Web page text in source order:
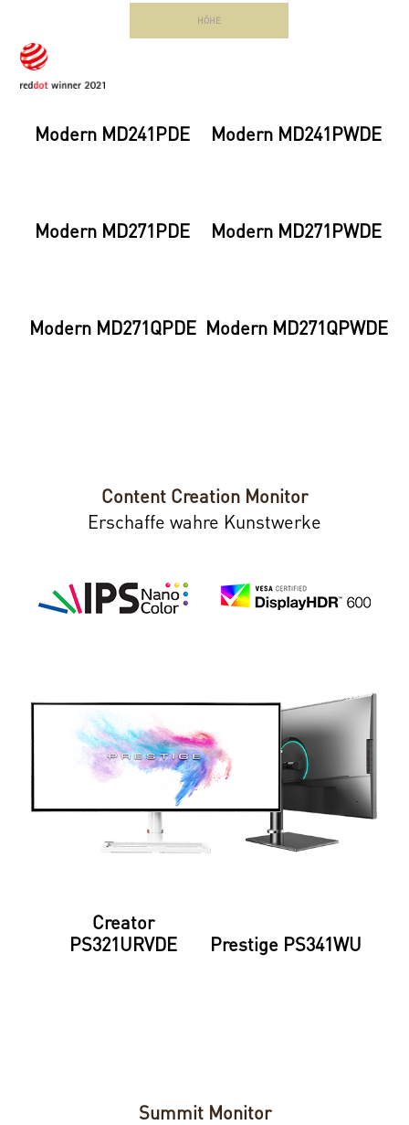
HÖHE
Modern MD241PDE Modern MD241PWDE
Modern MD271PDE Modern MD271PWDE
Modern MD271QPDE Modern MD271QPWDE
Content Creation Monitor
Erschaffe wahre Kunstwerke
Creator
PS321URVDE
Prestige PS341WU
Summit Monitor